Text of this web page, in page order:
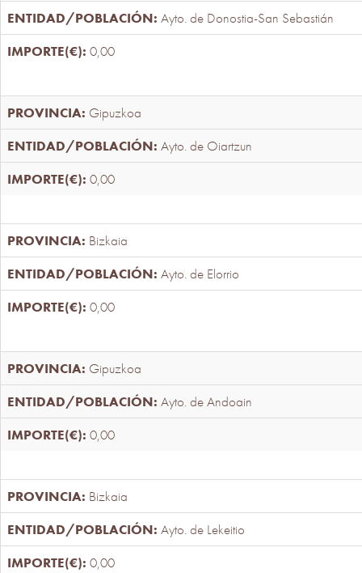
Ayto. de Donostia-San Sebastián
0,00
Gipuzkoa
Ayto. de Oiartzun
0,00
Bizkaia
Ayto. de Elorrio
0,00
Gipuzkoa
Ayto. de Andoain
0,00
Bizkaia
Ayto. de Lekeitio
0,00